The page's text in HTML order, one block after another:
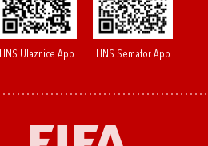
HNS Ulaznice App HNS Semafor App